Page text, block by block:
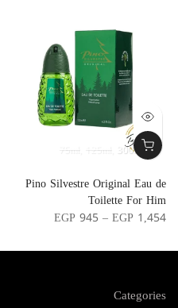
75ml 125ml 300ml
Pino Silvestre Original Eau de
Toilette For Him
EGP 945 – EGP 1,454
Categories